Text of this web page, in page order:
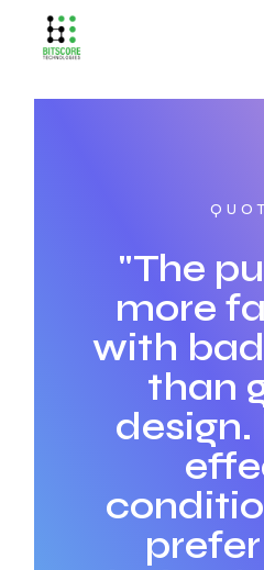
"The
more
with
than
design.